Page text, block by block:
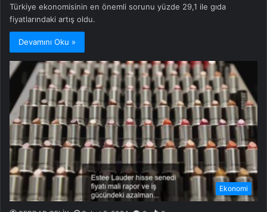
Türkiye ekonomisinin en önemli sorunu yüzde 29,1 ile gıda
fiyatlarındaki artış oldu.
Devamını Oku »
Ekonomi